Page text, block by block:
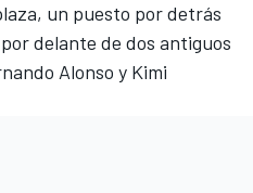
un puesto por detrás
delante de dos antiguos
Alonso y Kimi